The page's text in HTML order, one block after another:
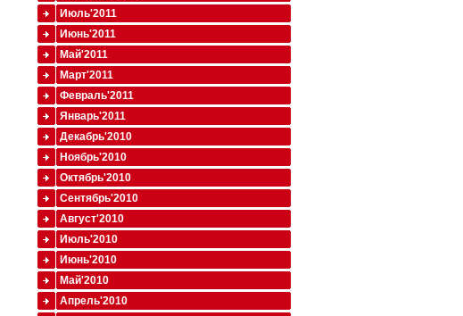
Июль'2011
Июнь'2011
Май'2011
Март'2011
Февраль'2011
Январь'2011
Декабрь'2010
Ноябрь'2010
Октябрь'2010
Сентябрь'2010
Август'2010
Июль'2010
Июнь'2010
Май'2010
Апрель'2010